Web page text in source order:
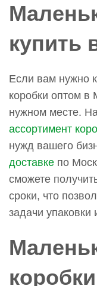
купить
Если вам нужно
коробки оптом в
нужном месте.
ассортимент
нужд вашего
доставке по
сможете
сроки, что
задачи упаковки